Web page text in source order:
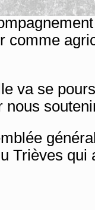
comme
va se
nous
Trièves qui